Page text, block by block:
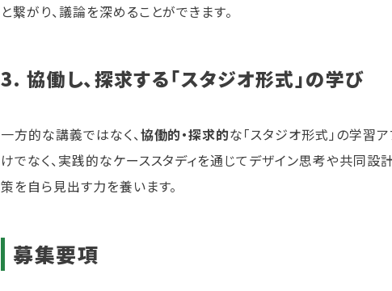
と繋がり、議論を深めることができます。
3. 協働し、探求する「スタジオ形式」の学び
一方的な講義ではなく、協働的・探求的な「スタジオ形式」の学習
けでなく、実践的なケーススタディを通じてデザイン思考や共同
策を自ら見出す力を養います。
募集要項